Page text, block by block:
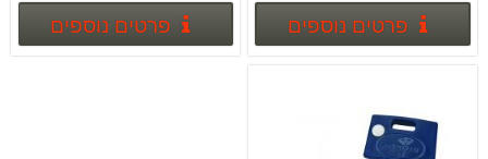
פרטים נוספיםפרטים נוספיםפרטים נוספים